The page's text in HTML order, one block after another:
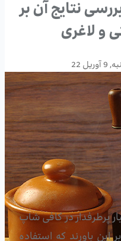
نتایج آن بر
و لاغری
22
پرطرفدار در کافی شاپ
این باورند که استفاده